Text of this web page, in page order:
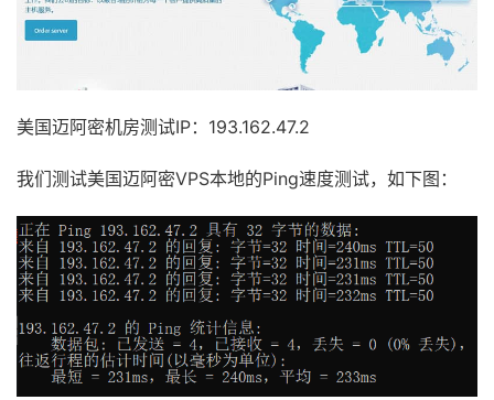
美国迈阿密机房测试IP：193.162.47.2
我们测试美国迈阿密VPS本地的Ping速度测试，如下图：